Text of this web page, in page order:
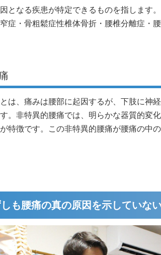
となる疾患が特定できるものを指します
症・骨粗鬆症性椎体骨折・腰椎分離症・
は、痛みは腰部に起因するが、下肢に神
。非特異的腰痛では、明らかな器質的変
特徴です。この非特異的腰痛が腰痛の中
も腰痛の真の原因を示していな